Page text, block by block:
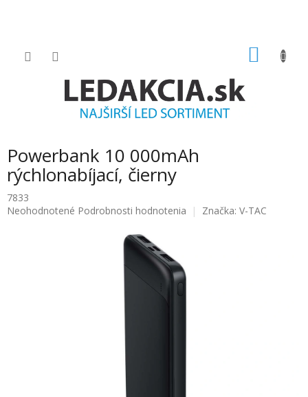
Powerbank 10 000mAh
rýchlonabíjací, čierny
7833
Priemerné
Neohodnotené Podrobnosti hodnotenia Značka: V-TAC